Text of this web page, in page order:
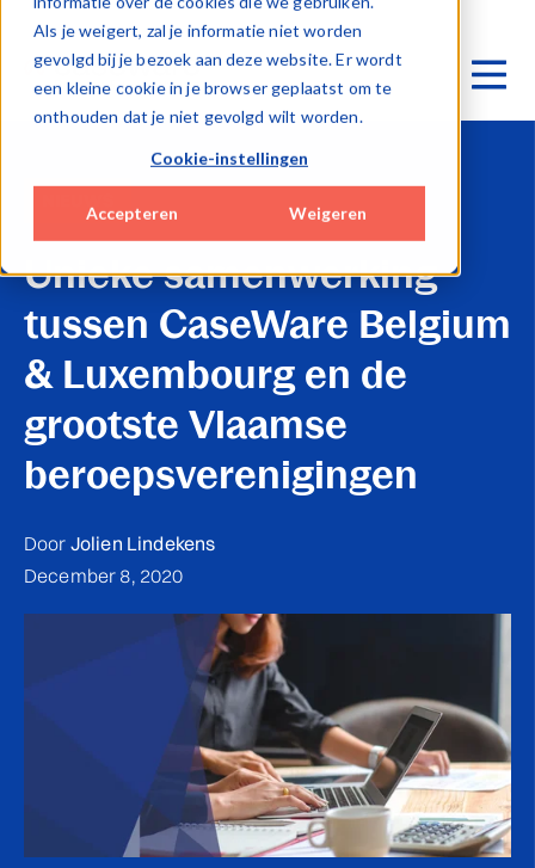
Als je weigert, zal je informatie niet worden
gevolgd bij je bezoek aan deze website. Er wordt
een kleine cookie in je browser geplaatst om te
onthouden dat je niet gevolgd wilt worden.
Cookie-instellingen
Accepteren Weigeren
Unieke samenwerking
tussen CaseWare Belgium
& Luxembourg en de
grootste Vlaamse
beroepsverenigingen
Door Jolien Lindekens
December 8, 2020